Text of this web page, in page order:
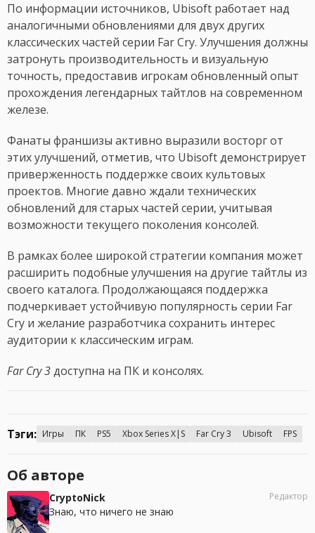
По информации источников, Ubisoft работает над
аналогичными обновлениями для двух других
классических частей серии Far Cry. Улучшения должны
затронуть производительность и визуальную
точность, предоставив игрокам обновленный опыт
прохождения легендарных тайтлов на современном
железе.
Фанаты франшизы активно выразили восторг от
этих улучшений, отметив, что Ubisoft демонстрирует
приверженность поддержке своих культовых
проектов. Многие давно ждали технических
обновлений для старых частей серии, учитывая
возможности текущего поколения консолей.
В рамках более широкой стратегии компания может
расширить подобные улучшения на другие тайтлы из
своего каталога. Продолжающаяся поддержка
подчеркивает устойчивую популярность серии Far
Cry и желание разработчика сохранить интерес
аудитории к классическим играм.
Far Cry 3доступна на ПК и консолях.
Тэги: Игры ПК PS5 Xbox Series X|S Far Cry 3 Ubisoft FPS
Об авторе
CryptoNick
Знаю, что ничего не знаю
Редактор